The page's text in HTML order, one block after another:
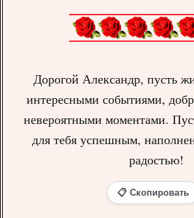
Дорогой Александр, пусть
интересными событиями,
невероятными моментами.
для тебя успешным,
радостью!
📋 Скопировать